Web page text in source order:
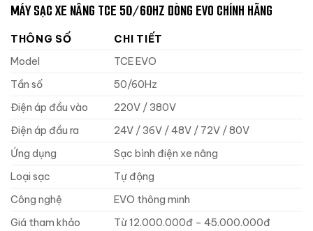
MÁY SẠC XE NÂNG TCE 50/60HZ DÒNG EVO CHÍNH HÃNG
THÔNG SỐ
CHI TIẾT
Model
TCE EVO
Tần số
50/60Hz
Điện áp đầu vào
220V / 380V
Điện áp đầu ra
24V / 36V / 48V / 72V / 80V
Ứng dụng
Sạc bình điện xe nâng
Loại sạc
Tự động
Công nghệ
EVO thông minh
Giá tham khảo
Từ 12.000.000đ – 45.000.000đ